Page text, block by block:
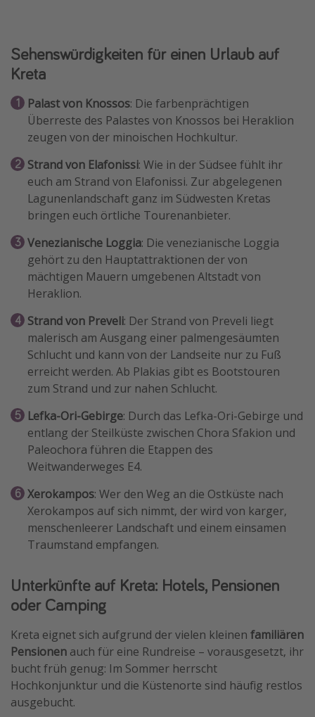
Sehenswürdigkeiten für einen Urlaub auf
Kreta
Palast von Knossos: Die farbenprächtigen
Überreste des Palastes von Knossos bei Heraklion
zeugen von der minoischen Hochkultur.
Strand von Elafonissi: Wie in der Südsee fühlt ihr
euch am Strand von Elafonissi. Zur abgelegenen
Lagunenlandschaft ganz im Südwesten Kretas
bringen euch örtliche Tourenanbieter.
Venezianische Loggia: Die venezianische Loggia
gehört zu den Hauptattraktionen der von
mächtigen Mauern umgebenen Altstadt von
Heraklion.
Strand von Preveli: Der Strand von Preveli liegt
malerisch am Ausgang einer palmengesäumten
Schlucht und kann von der Landseite nur zu Fuß
erreicht werden. Ab Plakias gibt es Bootstouren
zum Strand und zur nahen Schlucht.
Lefka-Ori-Gebirge: Durch das Lefka-Ori-Gebirge und
entlang der Steilküste zwischen Chora Sfakion und
Paleochora führen die Etappen des
Weitwanderweges E4.
Xerokampos: Wer den Weg an die Ostküste nach
Xerokampos auf sich nimmt, der wird von karger,
menschenleerer Landschaft und einem einsamen
Traumstand empfangen.
Unterkünfte auf Kreta: Hotels, Pensionen
oder Camping
Kreta eignet sich aufgrund der vielen kleinen familiären
Pensionen auch für eine Rundreise – vorausgesetzt, ihr
bucht früh genug: Im Sommer herrscht
Hochkonjunktur und die Küstenorte sind häufig restlos
ausgebucht.